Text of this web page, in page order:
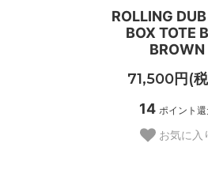
ROLLING
BOX TOTE
BROWN
71,500円(
14 ポイント
お気に入